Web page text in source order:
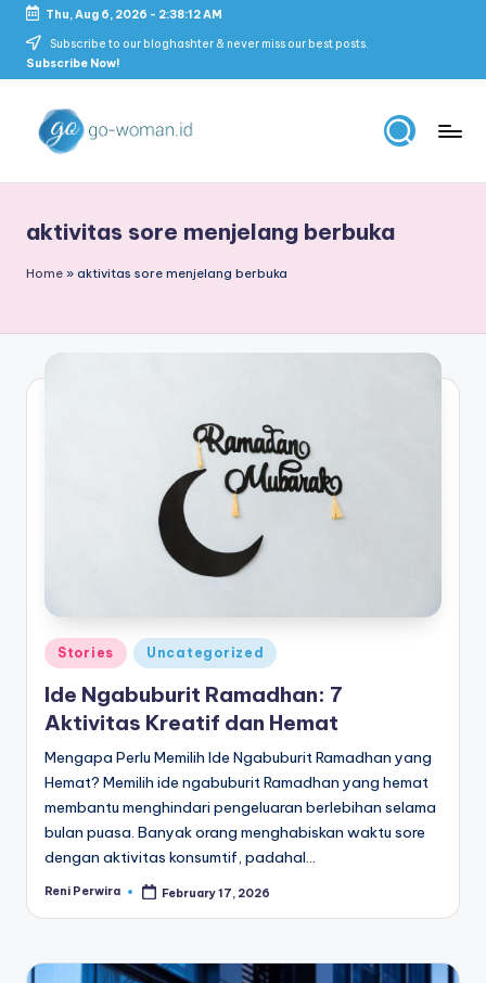
Skip
Thu, Aug 6, 2026 - 2:38:12 AM
Subscribe to our bloghashter & never miss our best posts.
Subscribe Now!
-
W
a
Untuk
Wanita
Indonesia
aktivitas sore menjelang berbuka
Home » aktivitas sore menjelang berbuka
Posted
Stories Uncategorized
Ide Ngabuburit Ramadhan: 7
Aktivitas Kreatif dan Hemat
Mengapa Perlu Memilih Ide Ngabuburit Ramadhan yang
Hemat? Memilih ide ngabuburit Ramadhan yang hemat
membantu menghindari pengeluaran berlebihan selama
bulan puasa. Banyak orang menghabiskan waktu sore
dengan aktivitas konsumtif, padahal…
Posted
Reni Perwira February 17, 2026